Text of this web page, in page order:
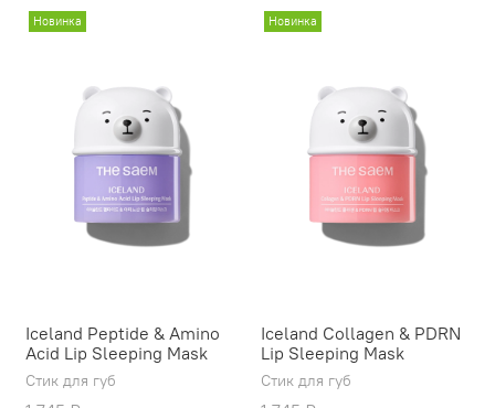
Новинка
Iceland Peptide & Amino
Acid Lip Sleeping Mask
Стик для губ
Новинка
Iceland Collagen & PDRN
Lip Sleeping Mask
Стик для губ